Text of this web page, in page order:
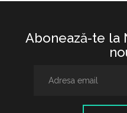
Abonează-te la